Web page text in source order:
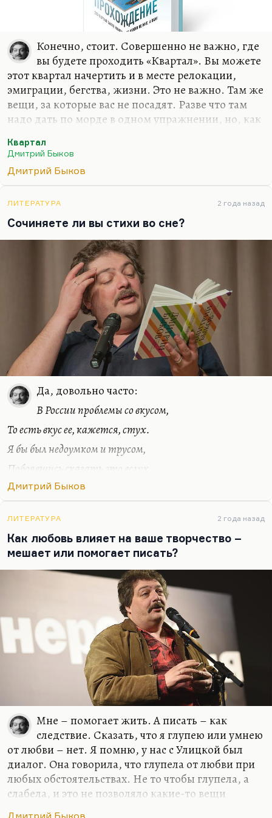
Конечно, стоит. Совершенно не важно, где
вы будете проходить «Квартал». Вы можете
этот квартал начертить и в месте релокации,
эмиграции, бегства, жизни. Это не важно. Там же
вещи, за которые вас не посадят. Разве что там
надо дать по морде в одном упражнении, но, как
ведь проходится с единственной целью –
вырваться из привычных связей.
какому принципу построены все эти упражнения.
Надо вырвать себя из паутины ложных связей, из
цепочек ложных долгов, из обязательств, из
квазиважных дел. «Квартал» превращает вашу
жизнь на время в тотальный разрыв. Причем
«Квартал» можно проходить с женой, с…
Квартал
Дмитрий Быков
Дмитрий Быков
ЛИТЕРАТУРА 2 года назад
Сочиняете ли вы стихи во сне?
Да, довольно часто:
В России проблемы со вкусом,
То есть вкус ее, кажется, стух.
Я бы был недоумком и трусом,
Побоявшись сказать это вслух.
Вот проснулся и записал. Я сделал из этого
полубредовые, но, может быть, гениальные
озарения:
Мы делаем чаши, но чаши не цель;
Учил же нас Кроули, тот, что Алистер,
Что вся наша жизнь – бесконечная щель,
В которую чаша должна провалиться.
Откуда это? Но рифма очень хорошая, забавно.
Вообще, стихи, как учил нас Лосев, лучше всего
сочиняются в первый…
Дмитрий Быков
ЛИТЕРАТУРА 2 года назад
Как любовь влияет на ваше творчество –
мешает или помогает писать?
Мне – помогает жить. А писать – как
следствие. Сказать, что я глупею или умнею
от любви – нет. Я помню, у нас с Улицкой был
диалог. Она говорила, что глупела от любви при
любых обстоятельствах. Не то чтобы глупела, а
слабела, и это не позволяло какие-то вещи
Дмитрий Быков